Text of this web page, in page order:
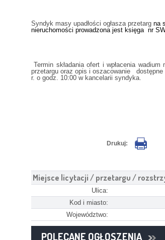
Syndyk masy upadłości ogłasza przetarg na
nieruchomości prowadzona jest księga nr
Termin składania ofert i wpłacenia
przetargu oraz opis i oszacowanie
r. o godz. 10:00 w kancelarii syndyka.
Drukuj:
Miejsce licytacji / przetargu /
Ulica:
Kod i miasto:
Województwo:
POLECANE OGŁOSZENIA